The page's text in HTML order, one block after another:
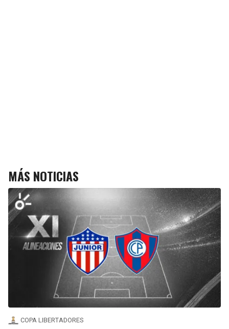
MÁS NOTICIAS
COPA LIBERTADORES